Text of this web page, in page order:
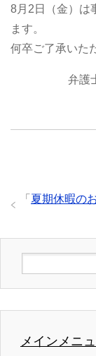
8月2日（金）は
ます。
何卒ご了承いた
弁護
「 夏期休暇の
メインメニ